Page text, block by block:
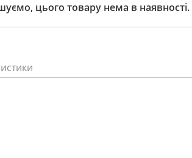
цього товару нема в наявності.